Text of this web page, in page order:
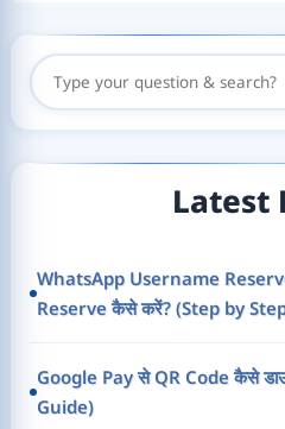
Search
Latest
WhatsApp Username
Reserve कैसे करें? (Step by
Google Pay से QR Code कैसे
Guide)